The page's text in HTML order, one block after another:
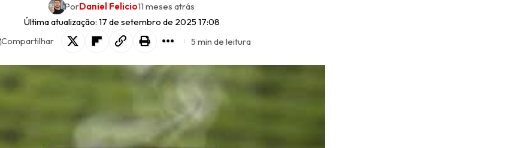
Última atualização: 17 de setembro de 2025 17:08
PorDaniel Felicio11 meses atrás
Compartilhar 5 min de leitura